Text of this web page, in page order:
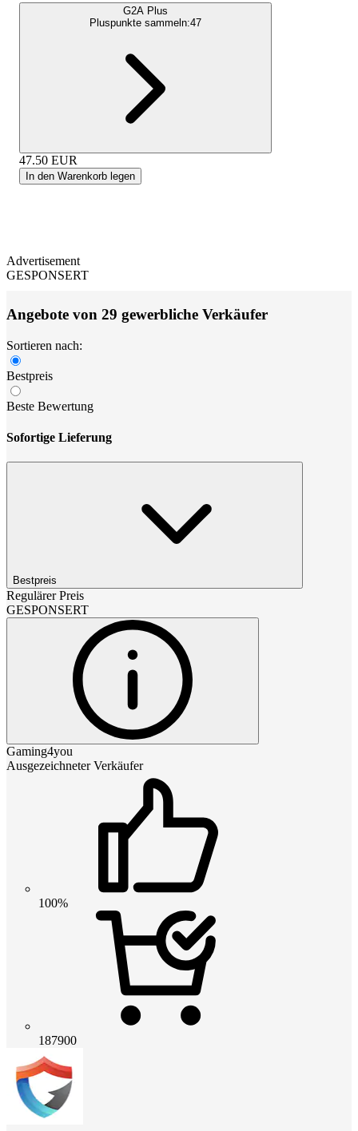
G2A Plus
Pluspunkte sammeln:47
47.50 EUR
In den Warenkorb legen
Advertisement
GESPONSERT
Angebote von 29 gewerbliche Verkäufer
Sortieren nach:
Bestpreis
Beste Bewertung
Sofortige Lieferung
Bestpreis
Regulärer Preis
GESPONSERT
Gaming4you
Ausgezeichneter Verkäufer
100%
187900